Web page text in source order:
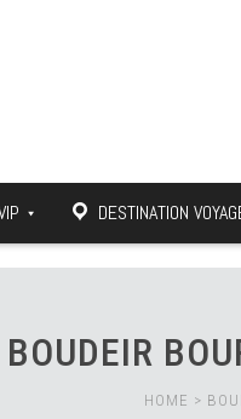
DESTINATION
BOUDEIR
HOME >